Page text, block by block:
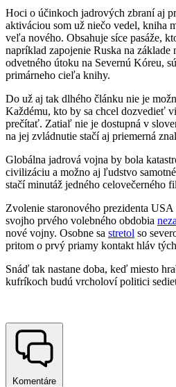
Hoci o účinkoch jadrových zbraní aj
aktiváciou som už niečo vedel, kniha
veľa nového. Obsahuje síce pasáže,
napríklad zapojenie Ruska na základe
odvetného útoku na Severnú Kóreu,
primárneho cieľa knihy.
Do už aj tak dlhého článku nie je
Každému, kto by sa chcel dozvedieť
prečítať. Zatiaľ nie je dostupná v
na jej zvládnutie stačí aj priemerná
Globálna jadrová vojna by bola
civilizáciu a možno aj ľudstvo
stačí minutáž jedného celovečerného
Zvolenie staronového prezidenta USA
svojho prvého volebného obdobia
nové vojny. Osobne sa stretol so
pritom o prvý priamy kontakt hláv
Snáď tak nastane doba, keď miesto
kufríkoch budú vrcholoví politici
Komentáre